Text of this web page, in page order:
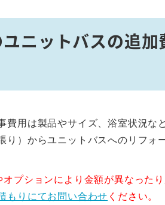
ニットバスの追
費用は製品やサイズ、浴室状況な
り）からユニットバスへのリフォ
プションにより金額が異なった
もりにてお問い合わせ ください。